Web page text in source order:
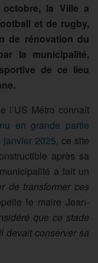
la Ville a
et de rugby,
de rénovation du
la municipalité,
de ce lieu
l’US Métro connaît
en grande partie
janvier 2025, ce site
après sa
a fait un
de transformer ces
le maire Jean-
que ce stade
devait conserver sa